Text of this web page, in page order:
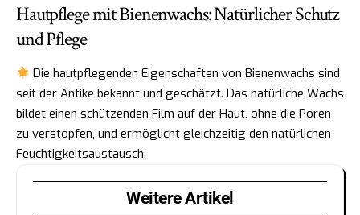
Hautpflege mit Bienenwachs: Natürlicher Schutz
und Pflege
Die hautpflegenden Eigenschaften von Bienenwachs sind
seit der Antike bekannt und geschätzt. Das natürliche Wachs
bildet einen schützenden Film auf der Haut, ohne die Poren
zu verstopfen, und ermöglicht gleichzeitig den natürlichen
Feuchtigkeitsaustausch.
Weitere Artikel